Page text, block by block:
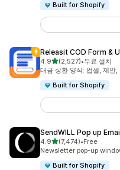
Built for Shopify
Releasit COD Form &
4.9별 5개 중
(2,527)
총 리뷰 2527개
•무료 설치
대금 상환 양식: 업셀, 제안
Built for Shopify
SendWILL Pop up
4.9별 5개 중
(7,474)
총 리뷰 7474개
•Free
Newsletter pop-up
Built for Shopify